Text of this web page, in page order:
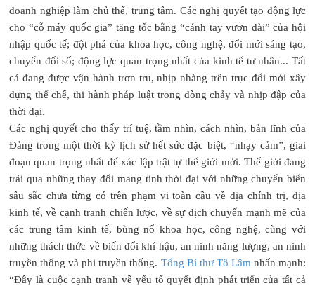
doanh nghiệp làm chủ thể, trung tâm. Các nghị quyết tạo động lực
cho “cỗ máy quốc gia” tăng tốc bằng “cánh tay vươn dài” của hội
nhập quốc tế; đột phá của khoa học, công nghệ, đổi mới sáng tạo,
chuyển đổi số; động lực quan trọng nhất của kinh tế tư nhân... Tất
cả đang được vận hành trơn tru, nhịp nhàng trên trục đổi mới xây
dựng thể chế, thi hành pháp luật trong dòng chảy và nhịp đập của
thời đại.
Các nghị quyết cho thấy trí tuệ, tầm nhìn, cách nhìn, bản lĩnh của
Đảng trong một thời kỳ lịch sử hết sức đặc biệt, “nhạy cảm”, giai
đoạn quan trọng nhất để xác lập trật tự thế giới mới. Thế giới đang
trải qua những thay đổi mang tính thời đại với những chuyển biến
sâu sắc chưa từng có trên phạm vi toàn cầu về địa chính trị, địa
kinh tế, về cạnh tranh chiến lược, về sự dịch chuyển mạnh mẽ của
các trung tâm kinh tế, bùng nổ khoa học, công nghệ, cùng với
những thách thức về biến đổi khí hậu, an ninh năng lượng, an ninh
truyền thống và phi truyền thống. Tổng Bí thư Tô Lâm nhấn mạnh:
“Đây là cuộc cạnh tranh về yếu tố quyết định phát triển của tất cả